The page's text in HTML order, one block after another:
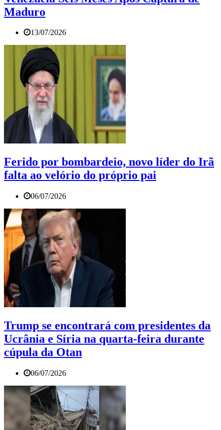
Maduro
13/07/2026
Ferido por bombardeio, novo líder do Irã
falta ao velório do próprio pai
06/07/2026
Trump se encontrará com presidentes da
Ucrânia e Síria na quarta-feira durante
cúpula da Otan
06/07/2026